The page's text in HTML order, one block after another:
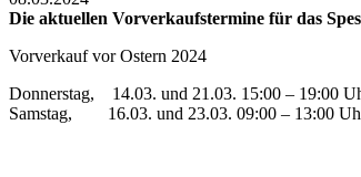
Die aktuellen Vorverkaufstermine für das
Vorverkauf vor Ostern 2024
Donnerstag, 14.03. und 21.03. 15:00 – 19:00
Samstag, 16.03. und 23.03. 09:00 – 13:00